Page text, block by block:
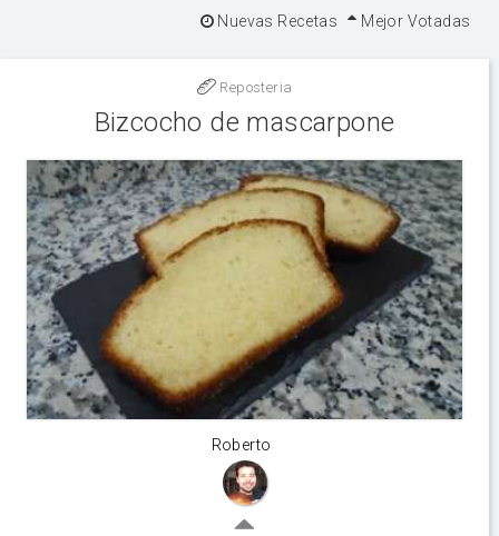
Nuevas Recetas Mejor Votadas
Reposteria
Bizcocho de mascarpone
Roberto